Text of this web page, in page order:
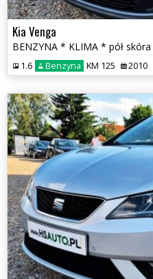
Kia Venga
1.6 Benzyna KM 125 2010